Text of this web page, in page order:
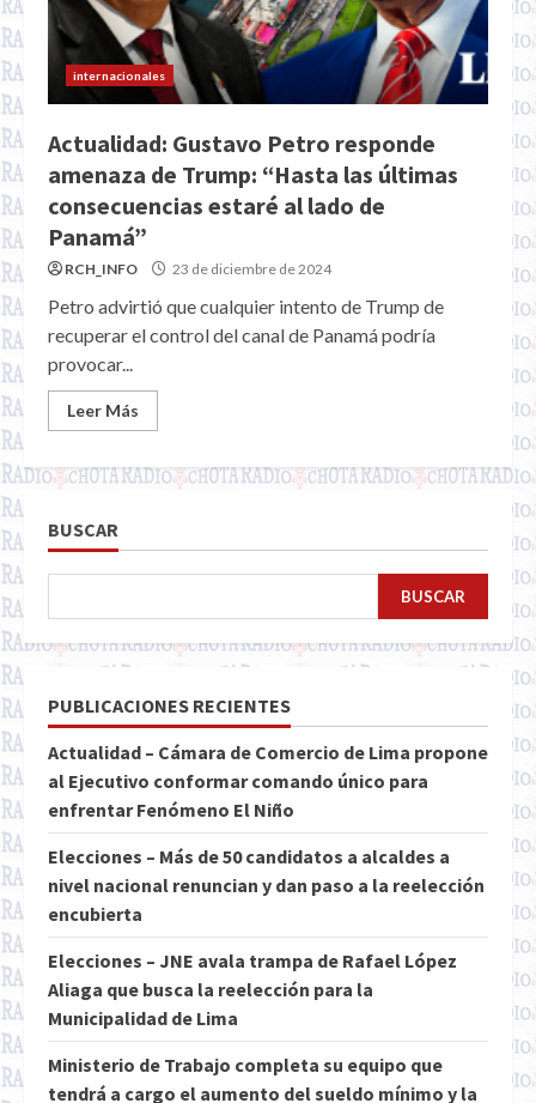
internacionales
Actualidad: Gustavo Petro responde
amenaza de Trump: “Hasta las últimas
consecuencias estaré al lado de
Panamá”
RCH_INFO 23 de diciembre de 2024
Petro advirtió que cualquier intento de Trump de
recuperar el control del canal de Panamá podría
provocar...
Leer Más
BUSCAR
BUSCAR
PUBLICACIONES RECIENTES
Actualidad – Cámara de Comercio de Lima propone
al Ejecutivo conformar comando único para
enfrentar Fenómeno El Niño
Elecciones – Más de 50 candidatos a alcaldes a
nivel nacional renuncian y dan paso a la reelección
encubierta
Elecciones – JNE avala trampa de Rafael López
Aliaga que busca la reelección para la
Municipalidad de Lima
Ministerio de Trabajo completa su equipo que
tendrá a cargo el aumento del sueldo mínimo y la